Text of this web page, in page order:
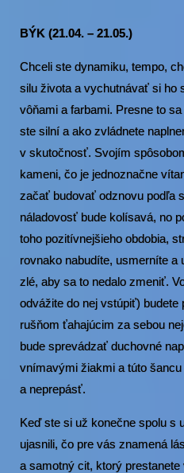
BÝK (21.04. – 21.05.)
Chceli ste dynamiku, tempo,
silu života a vychutnávať si ho
vôňami a farbami. Presne to
ste silní a ako zvládnete
v skutočnosť. Svojím
kameni, čo je jednoznačne
začať budovať odznovu podľa
náladovosť bude kolísavá, no
toho pozitívnejšieho obdobia,
rovnako nabudíte, usmerníte a
zlé, aby sa to nedalo zmeniť.
odvážite do nej vstúpiť)
rušňom ťahajúcim za sebou
bude sprevádzať duchovné
vnímavými žiakmi a túto
a neprepásť.
Keď ste si už konečne spolu s
ujasnili, čo pre vás znamená
a samotný cit, ktorý